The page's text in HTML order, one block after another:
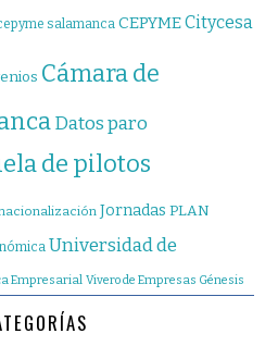
salamanca CEPYMECitycesa
Cámara de
Datos paro
de pilotos
Jornadas PLAN
Universidad de
Empresarial Vivero de Empresas Génesis